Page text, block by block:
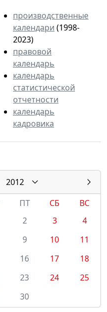
производственные
календари (1998-
2023)
правовой
календарь
календарь
статистической
отчетности
календарь
кадровика
2012
ПТ СБ
ВС
2 3
4
9 10
11
16 17
18
23 24
25
30